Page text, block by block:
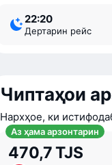
22:20
Дертарин рейс
Чиптаҳои
Нархҳое, ки
Аз ҳама арзонтарин
470,7 TJS